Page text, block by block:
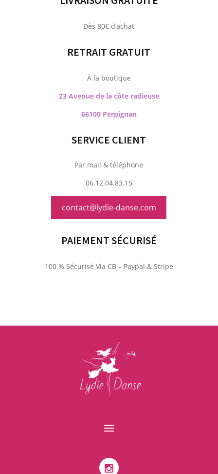
Dès 80€ d’achat
RETRAIT GRATUIT
À la boutique
23 Avenue de la côte radieuse
66100 Perpignan
SERVICE CLIENT
Par mail & téléphone
06.12.04.83.15
contact@lydie-danse.com
PAIEMENT SÉCURISÉ
100 % Sécurisé Via CB – Paypal & Stripe